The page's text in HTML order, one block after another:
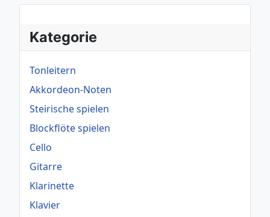
Kategorie
Tonleitern
Akkordeon-Noten
Steirische spielen
Blockflöte spielen
Cello
Gitarre
Klarinette
Klavier